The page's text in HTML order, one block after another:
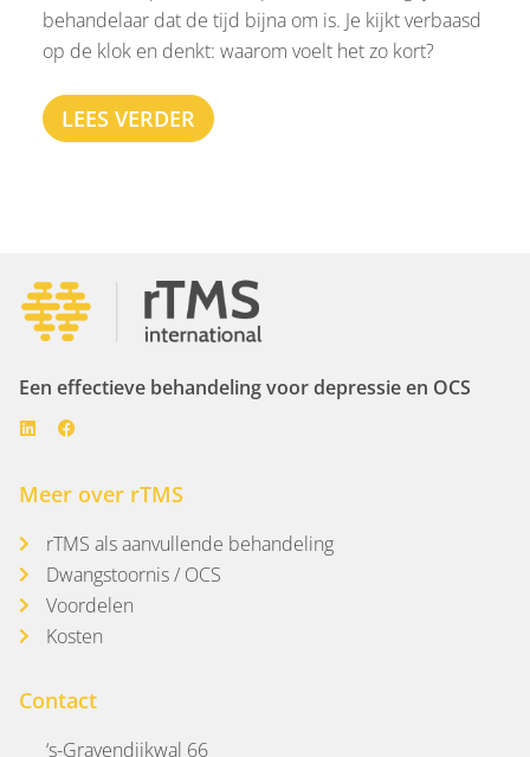
behandelaar dat de tijd bijna om is. Je kijkt verbaasd
op de klok en denkt: waarom voelt het zo kort?
LEES VERDER
Een effectieve behandeling voor depressie en OCS
Meer over rTMS
rTMS als aanvullende behandeling
Dwangstoornis / OCS
Voordelen
Kosten
Contact
‘s-Gravendijkwal 66